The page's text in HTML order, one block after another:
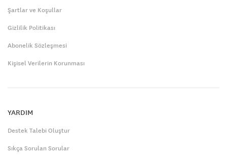
Şartlar ve Koşullar
Gizlilik Politikası
Abonelik Sözleşmesi
Kişisel Verilerin Korunması
YARDIM
Destek Talebi Oluştur
Sıkça Sorulan Sorular